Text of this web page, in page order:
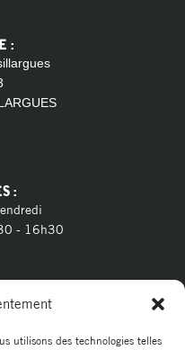
utilisons des technologies telles
:
:
- 16h30
: